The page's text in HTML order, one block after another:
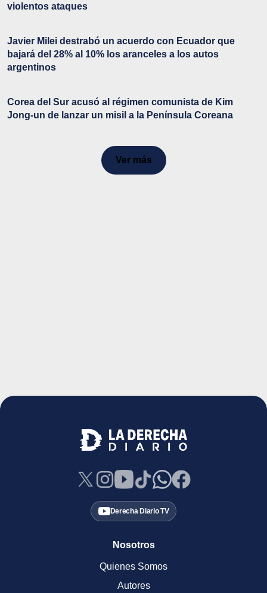
violentos ataques
Javier Milei destrabó un acuerdo con Ecuador que
bajará del 28% al 10% los aranceles a los autos
argentinos
Corea del Sur acusó al régimen comunista de Kim
Jong-un de lanzar un misil a la Península Coreana
Ver más
Derecha Diario TV
Nosotros
Quienes Somos
Autores